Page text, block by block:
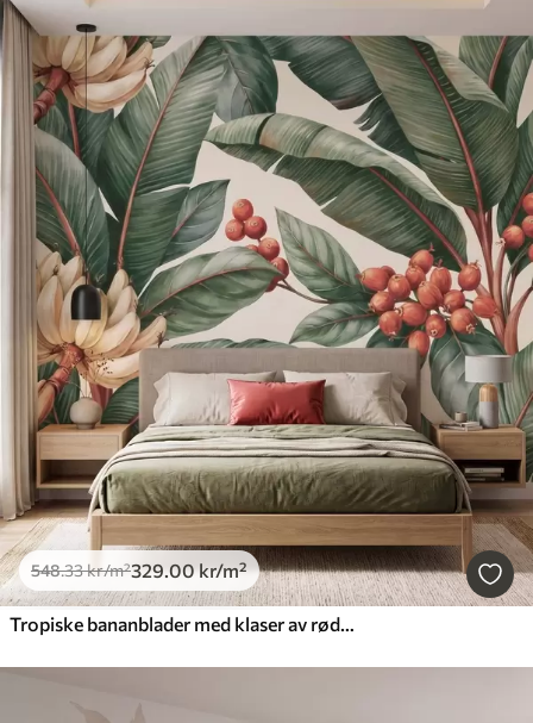
548.33kr/m²329.00kr/m²
Tropiske bananblader med klaser av røde kaffebær, i akvarellstil